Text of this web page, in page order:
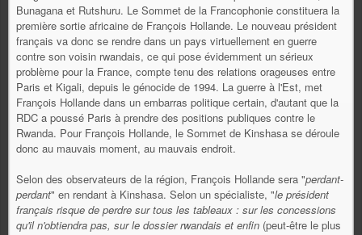
Bunagana et Rutshuru. Le Sommet de la Francophonie constituera la
première sortie africaine de François Hollande. Le nouveau président
français va donc se rendre dans un pays virtuellement en guerre
contre son voisin rwandais, ce qui pose évidemment un sérieux
problème pour la France, compte tenu des relations orageuses entre
Paris et Kigali, depuis le génocide de 1994. La guerre à l'Est, met
François Hollande dans un embarras politique certain, d'autant que la
RDC a poussé Paris à prendre des positions publiques contre le
Rwanda. Pour François Hollande, le Sommet de Kinshasa se déroule
donc au mauvais moment, au mauvais endroit.
Selon des observateurs de la région, François Hollande sera "perdant-
perdant" en rendant à Kinshasa. Selon un spécialiste, "le président
français risque de perdre sur tous les tableaux : sur les concessions
qu'il n'obtiendra pas, sur le dossier rwandais et enfin (peut-être le plus